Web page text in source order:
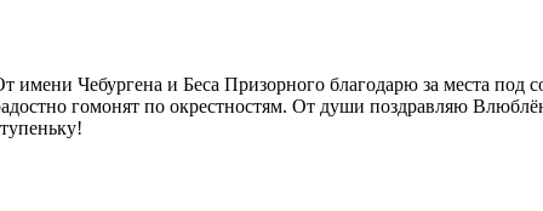
имени Чебургена и Беса Призорного благодарю за места под
гомонят по окрестностям. От души поздравляю